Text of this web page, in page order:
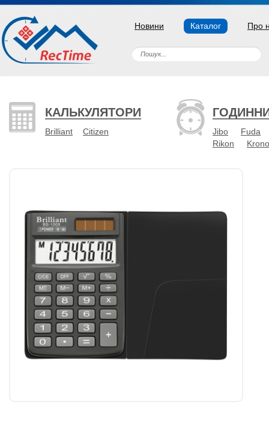
Новини Каталог Про
КАЛЬКУЛЯТОРИ
Brilliant Citizen Jibo
Fuda
Rikon